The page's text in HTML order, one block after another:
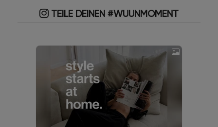
TEILE DEINEN #WUUNMOMENT